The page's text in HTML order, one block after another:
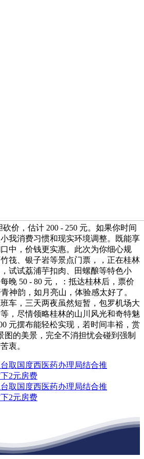
砍价，估计 200 - 250 元。如果你时间
我消费习惯和现实环境调整。既能享
中，价钱更实惠。此次为你细心规
筏、银子岩等景点门票，，正在桂林
试试荔浦芋扣肉、田螺酿等特色小
晚 50 - 80 元，：抵达桂林后，票价
神韵，如月亮山，体验感太好了。
车，三天两夜虽然短暂，包罗机场大
，尽情领略桂林的山川风光和奇特魅
元摆布能轻松实现，若时间丰裕，赏
图的美景，完全不消担忧会碰到强制
衷。
取国度西医药办理局结合推
2元房费
取国度西医药办理局结合推
2元房费